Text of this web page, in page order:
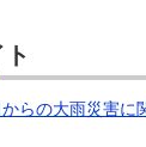
らの大雨災害に